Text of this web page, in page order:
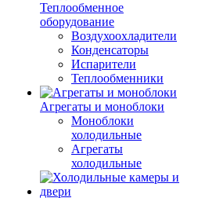
Теплообменное
оборудование
Воздухоохладители
Конденсаторы
Испарители
Теплообменники
Агрегаты и моноблоки
Моноблоки
холодильные
Агрегаты
холодильные